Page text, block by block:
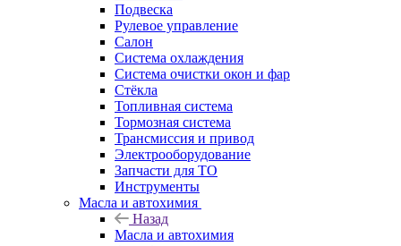
Подвеска
Рулевое управление
Салон
Система охлаждения
Система очистки окон и фар
Стёкла
Топливная система
Тормозная система
Трансмиссия и привод
Электрооборудование
Запчасти для ТО
Инструменты
Масла и автохимия
Назад
Масла и автохимия